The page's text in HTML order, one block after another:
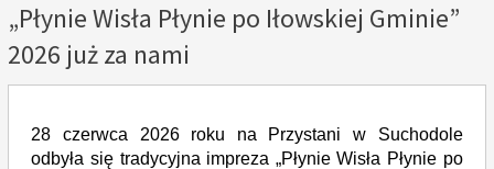
„Płynie Wisła Płynie po Iłowskiej Gminie”
2026 już za nami
28 czerwca 2026 roku na Przystani w Suchodole
odbyła się tradycyjna impreza „Płynie Wisła Płynie po